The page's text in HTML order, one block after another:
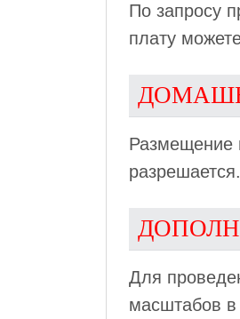
По запросу
плату
Размещение
разрешается.
Для
масштабов